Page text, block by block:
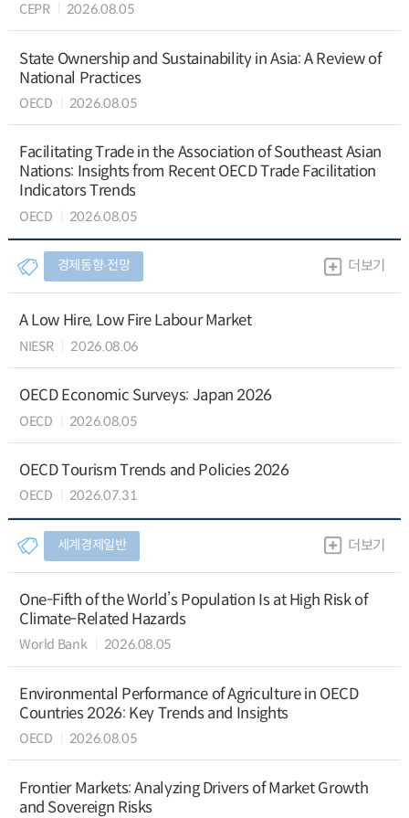
CEPR 2026.08.05
State Ownership and Sustainability in Asia: A Review of
National Practices
OECD 2026.08.05
Facilitating Trade in the Association of Southeast Asian
Nations: Insights from Recent OECD Trade Facilitation
Indicators Trends
OECD 2026.08.05
경제동향∙전망 더보기
A Low Hire, Low Fire Labour Market
NIESR 2026.08.06
OECD Economic Surveys: Japan 2026
OECD 2026.08.05
OECD Tourism Trends and Policies 2026
OECD 2026.07.31
세계경제일반 더보기
One-Fifth of the World’s Population Is at High Risk of
Climate-Related Hazards
World Bank 2026.08.05
Environmental Performance of Agriculture in OECD
Countries 2026: Key Trends and Insights
OECD 2026.08.05
Frontier Markets: Analyzing Drivers of Market Growth
and Sovereign Risks